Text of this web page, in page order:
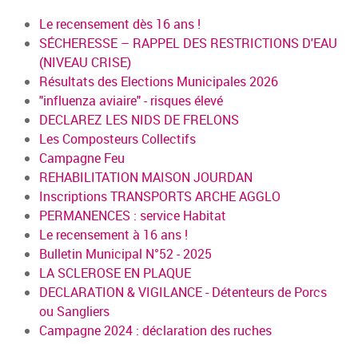
Le recensement dès 16 ans !
SÉCHERESSE – RAPPEL DES RESTRICTIONS D'EAU
(NIVEAU CRISE)
Résultats des Elections Municipales 2026
"influenza aviaire" - risques élevé
DECLAREZ LES NIDS DE FRELONS
Les Composteurs Collectifs
Campagne Feu
REHABILITATION MAISON JOURDAN
Inscriptions TRANSPORTS ARCHE AGGLO
PERMANENCES : service Habitat
Le recensement à 16 ans !
Bulletin Municipal N°52 - 2025
LA SCLEROSE EN PLAQUE
DECLARATION & VIGILANCE - Détenteurs de Porcs
ou Sangliers
Campagne 2024 : déclaration des ruches